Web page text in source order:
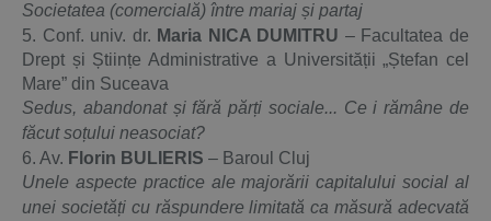
Societatea (comercială) între mariaj și partaj
5. Conf. univ. dr. Maria NICA DUMITRU – Facultatea de
Drept și Științe Administrative a Universității „Ștefan cel
Mare” din Suceava
Sedus, abandonat și fără părți sociale... Ce i rămâne de
făcut soțului neasociat?
6. Av. Florin BULIERIS – Baroul Cluj
Unele aspecte practice ale majorării capitalului social al
unei societăți cu răspundere limitată ca măsură adecvată